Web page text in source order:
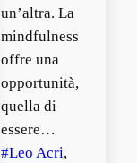
un’altra. La
mindfulness
offre una
opportunità,
quella di
essere…
Leo Acri ,